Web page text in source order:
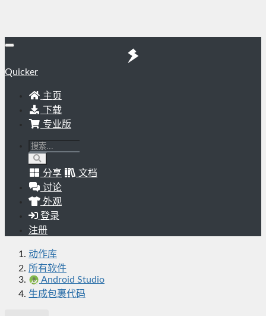
Quicker
主页
下载
专业版
分享
文档
讨论
外观
登录
注册
动作库
所有软件
Android Studio
生成包裹代码